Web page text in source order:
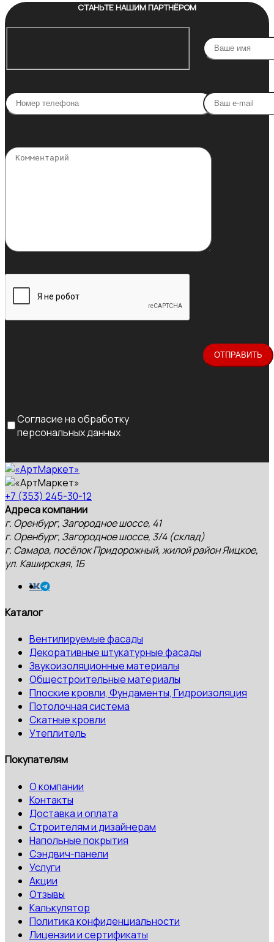
СТАНЬТЕ НАШИМ ПАРТНЁРОМ
Согласие на обработку
персональных данных
+7 (353) 245-30-12
Адреса компании
г. Оренбург, Загородное шоссе, 41
г. Оренбург, Загородное шоссе, 3/4 (склад)
г. Самара, посёлок Придорожный, жилой район Яицкое,
ул. Каширская, 1Б
Каталог
Вентилируемые фасады
Декоративные штукатурные фасады
Звукоизоляционные материалы
Общестроительные материалы
Плоские кровли, Фундаменты, Гидроизоляция
Потолочная система
Скатные кровли
Утеплитель
Покупателям
О компании
Контакты
Доставка и оплата
Строителям и дизайнерам
Напольные покрытия
Сэндвич-панели
Услуги
Акции
Отзывы
Калькулятор
Политика конфиденциальности
Лицензии и сертификаты